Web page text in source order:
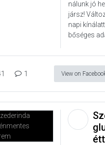
nálunk jó
jársz!
napi
bőséges
1 View on